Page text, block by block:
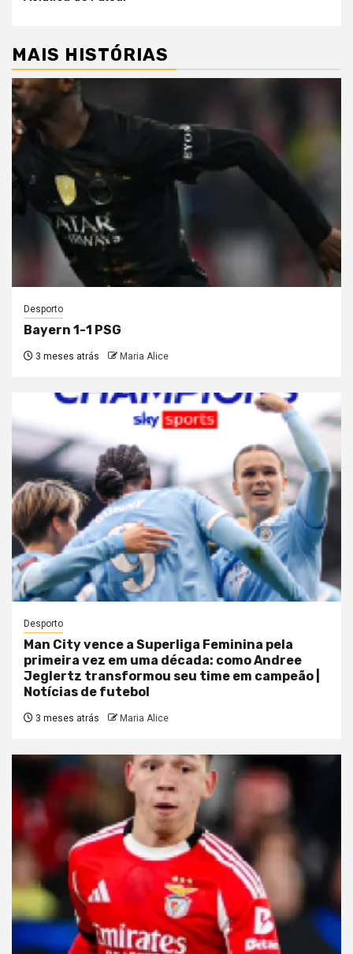
MAIS HISTÓRIAS
Desporto
Bayern 1-1 PSG
3 meses atrás Maria Alice
Desporto
Man City vence a Superliga Feminina pela
primeira vez em uma década: como Andree
Jeglertz transformou seu time em campeão |
Notícias de futebol
3 meses atrás Maria Alice